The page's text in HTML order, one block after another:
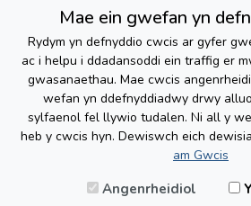
Mae ein gwefan yn
Rydym yn defnyddio cwcis ar gyfer
ac i helpu i ddadansoddi ein traffig er
gwasanaethau. Mae cwcis
wefan yn ddefnyddiadwy drwy
sylfaenol fel llywio tudalen. Ni all y
heb y cwcis hyn. Dewiswch eich
am Gwcis
Angenrheidiol